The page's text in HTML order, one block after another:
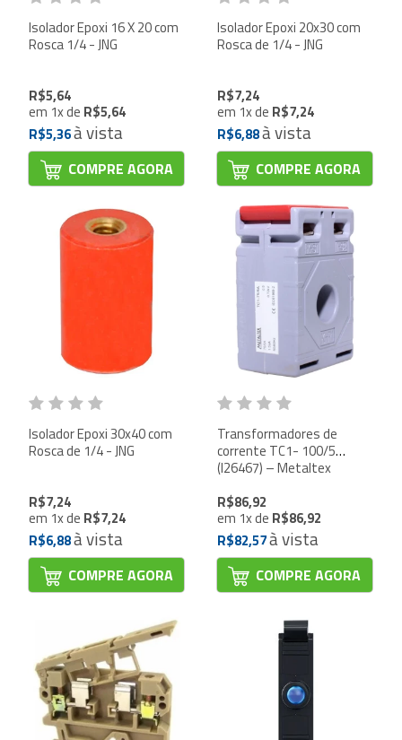
Isolador Epoxi 16 X 20 com
Rosca 1/4 - JNG
R$5,64
em 1xde R$5,64
R$5,36à vista
COMPRE AGORA
Isolador Epoxi 20x30 com
Rosca de 1/4 - JNG
R$7,24
em 1xde R$7,24
R$6,88à vista
COMPRE AGORA
Isolador Epoxi 30x40 com
Rosca de 1/4 - JNG
R$7,24
em 1xde R$7,24
R$6,88à vista
COMPRE AGORA
Transformadores de
corrente TC1- 100/5
(I26467) – Metaltex
R$86,92
em 1xde R$86,92
R$82,57à vista
COMPRE AGORA